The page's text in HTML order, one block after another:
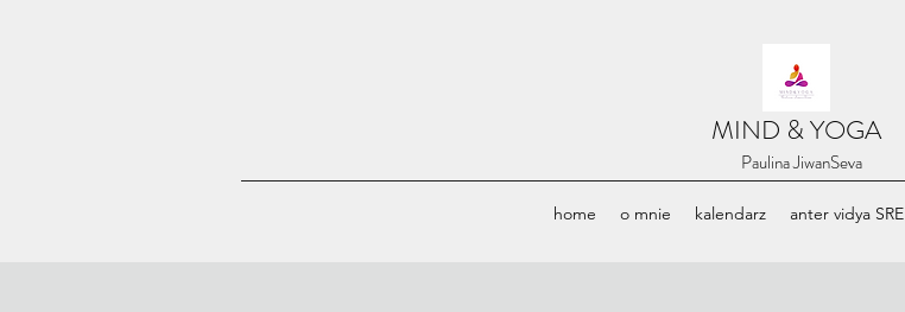
​MIND & YOGA
home o mnie kalendarz anter vidya SRE
​Paulina JiwanSeva